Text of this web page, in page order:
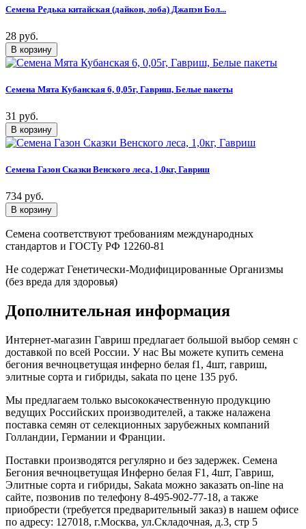
Семена Редька китайская (дайкон, лоба) Джапэн Бол...
28 руб.
Семена Мята Кубанская 6, 0,05г, Гавриш, Белые пакеты
31 руб.
Семена Газон Сказки Венского леса, 1,0кг, Гавриш
734 руб.
Семена соответствуют требованиям международных
стандартов и ГОСТу РФ 12260-81
Не содержат Генетически-Модифицированные Организмы
(без вреда для здоровья)
Дополнительная информация
Интернет-магазин Гавриш предлагает большой выбор семян с
доставкой по всей России. У нас Вы можете купить семена
бегония вечноцветущая инферно белая f1, 4шт, гавриш,
элитные сорта и гибриды, sakata по цене 135 руб.
Мы предлагаем только высококачественную продукцию
ведущих Российских производителей, а также налажена
поставка семян от селекционных зарубежных компаний
Голландии, Германии и Франции.
Поставки производятся регулярно и без задержек. Семена
Бегония вечноцветущая Инферно белая F1, 4шт, Гавриш,
Элитные сорта и гибриды, Sakata можно заказать on-line на
сайте, позвонив по телефону 8-495-902-77-18, а также
приобрести (требуется предварительный заказ) в нашем офисе
по адресу: 127018, г.Москва, ул.Складочная, д.3, стр 5